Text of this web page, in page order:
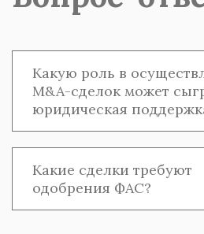
Какую роль в
M&A-сделок может
юридическая
Какие сделки требуют
одобрения ФАС?